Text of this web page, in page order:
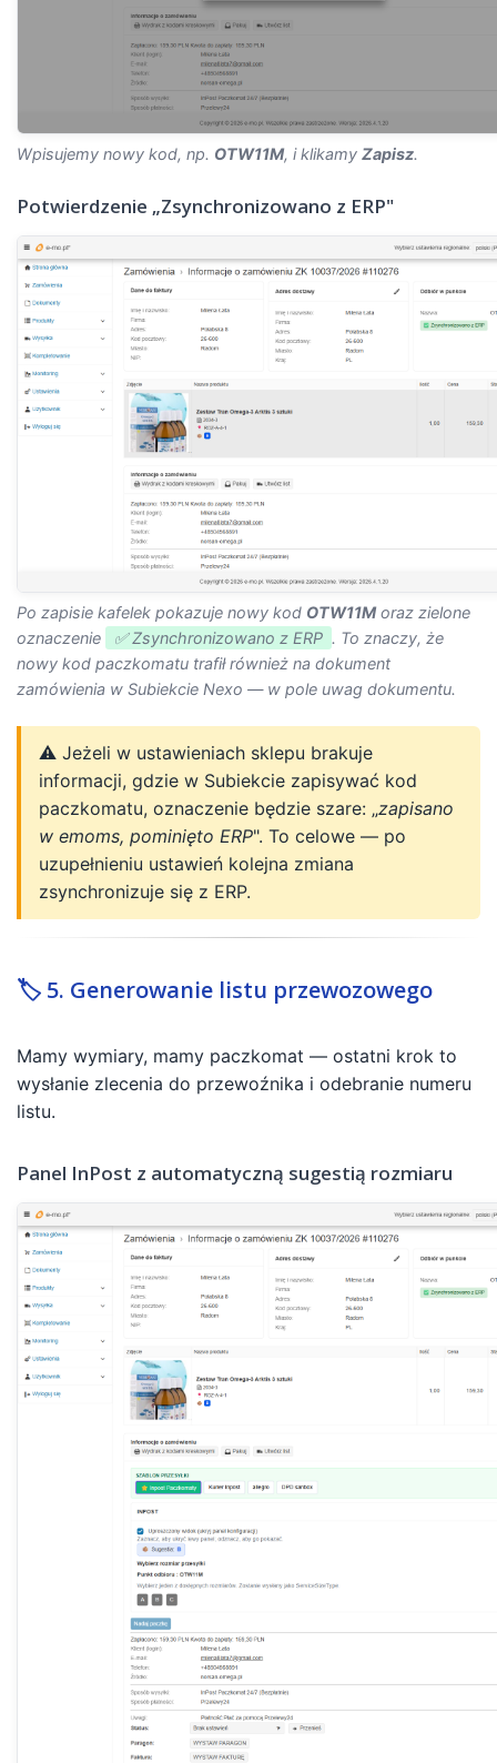
Wpisujemy nowy kod, np. OTW11M, i klikamy Zapisz.
Potwierdzenie „Zsynchronizowano z ERP"
Po zapisie kafelek pokazuje nowy kod OTW11Moraz zielone
oznaczenie
✅ Zsynchronizowano z ERP . To znaczy, że
nowy kod paczkomatu trafił również na dokument
zamówienia w Subiekcie Nexo — w pole uwag dokumentu.
⚠️ Jeżeli w ustawieniach sklepu brakuje
informacji, gdzie w Subiekcie zapisywać kod
paczkomatu, oznaczenie będzie szare: „zapisano
w emoms, pominięto ERP". To celowe — po
uzupełnieniu ustawień kolejna zmiana
zsynchronizuje się z ERP.
🏷️ 5. Generowanie listu przewozowego
Mamy wymiary, mamy paczkomat — ostatni krok to
wysłanie zlecenia do przewoźnika i odebranie numeru
listu.
Panel InPost z automatyczną sugestią rozmiaru